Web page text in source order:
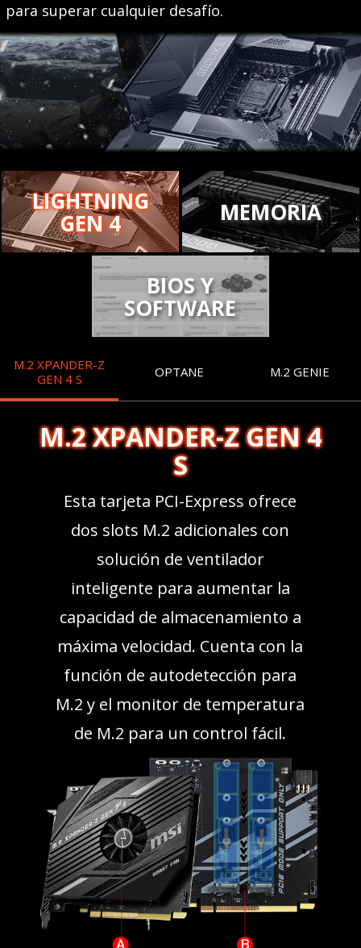
para superar cualquier desafío.
LIGHTNING
GEN 4 MEMORIA
BIOS Y
SOFTWARE
M.2 XPANDER-Z
GEN 4 S
OPTANE M.2 GENIE
M.2 XPANDER-Z GEN 4
S
Esta tarjeta PCI-Express ofrece
dos slots M.2 adicionales con
solución de ventilador
inteligente para aumentar la
capacidad de almacenamiento a
máxima velocidad. Cuenta con la
función de autodetección para
M.2 y el monitor de temperatura
de M.2 para un control fácil.